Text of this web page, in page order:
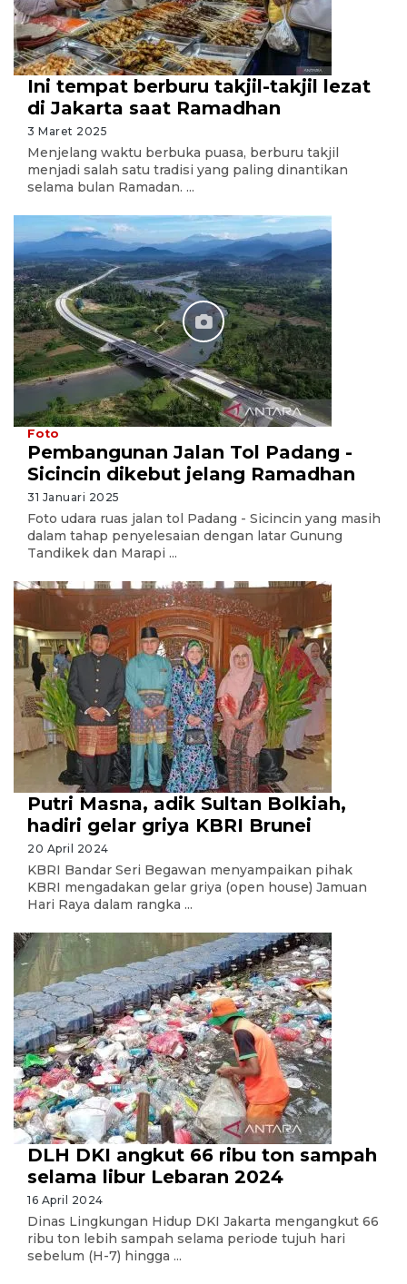
Ini tempat berburu takjil-takjil lezat
di Jakarta saat Ramadhan
3 Maret 2025
Menjelang waktu berbuka puasa, berburu takjil
menjadi salah satu tradisi yang paling dinantikan
selama bulan Ramadan. ...
Foto
Pembangunan Jalan Tol Padang -
Sicincin dikebut jelang Ramadhan
31 Januari 2025
Foto udara ruas jalan tol Padang - Sicincin yang masih
dalam tahap penyelesaian dengan latar Gunung
Tandikek dan Marapi ...
Putri Masna, adik Sultan Bolkiah,
hadiri gelar griya KBRI Brunei
20 April 2024
KBRI Bandar Seri Begawan menyampaikan pihak
KBRI mengadakan gelar griya (open house) Jamuan
Hari Raya dalam rangka ...
DLH DKI angkut 66 ribu ton sampah
selama libur Lebaran 2024
16 April 2024
Dinas Lingkungan Hidup DKI Jakarta mengangkut 66
ribu ton lebih sampah selama periode tujuh hari
sebelum (H-7) hingga ...